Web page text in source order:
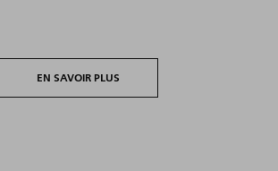
EN SAVOIR PLUS